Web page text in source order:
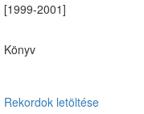
[1999-2001]
Könyv
Rekordok letöltése